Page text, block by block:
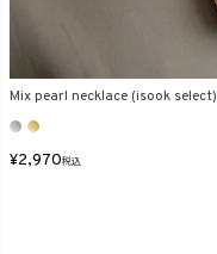
Mix pearl necklace (isook select)
¥2,970税込